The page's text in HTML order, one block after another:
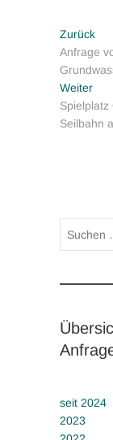
Zurück
Anfrage
Weiter
Seilbahn
seit 2024
2023